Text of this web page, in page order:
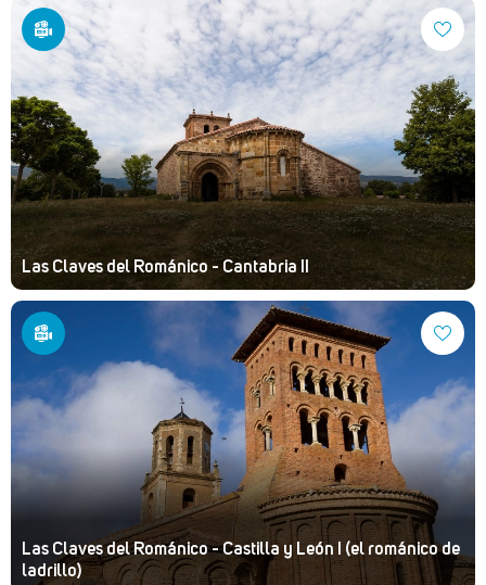
Las Claves del Románico - Cantabria II
Las Claves del Románico - Castilla y León I (el románico de
ladrillo)